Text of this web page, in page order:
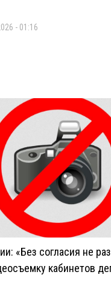
- 01:16
«Без согласия не
кабинетов